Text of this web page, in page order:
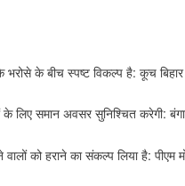
के बीच स्पष्ट विकल्प है: कूच बिहार
समान अवसर सुनिश्चित करेगी: बंगाल
को हराने का संकल्प लिया है: पीएम